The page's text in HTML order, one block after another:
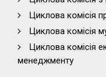
Циклова комісія
Циклова комісія
Циклова комісія
менеджменту